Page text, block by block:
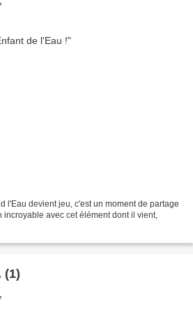
l'Eau devient jeu, c'est un moment de partage
avec cet élément dont il vient,
(1)